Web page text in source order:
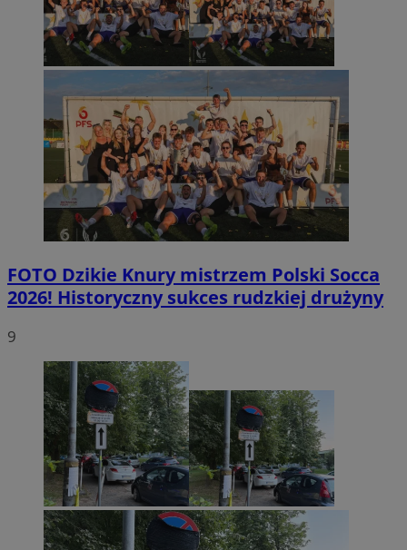
FOTO Dzikie Knury mistrzem Polski Socca
2026! Historyczny sukces rudzkiej drużyny
9